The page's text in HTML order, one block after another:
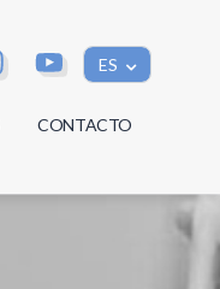
ES
CONTACTO